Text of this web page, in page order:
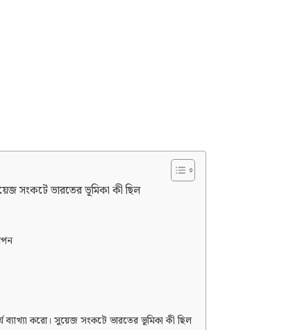
সংকটে ভারতের ভূমিকা কী ছিল
করো। সুয়েজ সংকটে ভারতের ভূমিকা কী ছিল